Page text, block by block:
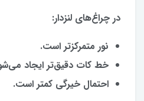
در چراغ‌های لنزدار:
نور متمرکزتر است.
خط کات دقیق‌تر ایجاد
احتمال خیرگی کمتر است.